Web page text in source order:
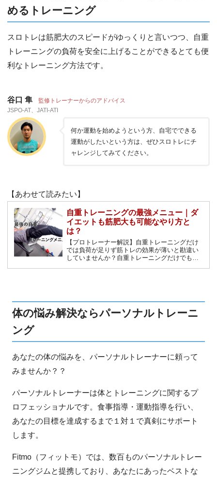
めるトレーニング
スロトレは筋肥大のスピードがゆっくりと言いつつ、自重
トレーニングの負荷を安全に上げることができるとても便
利なトレーニング方法です。
谷口 隼 監修トレーナーからのアドバイス
JSPO-AT、JATI-ATI
何か運動を始めようという方、自宅でできる
運動がしたいという方は、ぜひスロトレにチ
ャレンジしてみてください。
【あわせて読みたい】
自重トレーニングの最強メニュー｜ダ
イエットも筋肥大も可能なやり方と
は？
【プロトレーナー解説】自重トレーニングだけ
では負荷が足りず筋トレの効果が薄いと勘違い
していませんか？自重トレーニングだけでも
体の悩み解決ならパーソナルトレーニ
ング
あなたの体の悩みを、パーソナルトレーナーに頼って
みませんか？？
パーソナルトレーナーは体とトレーニングに関するプ
ロフェッショナルです。食事指導・運動指導を行い、
あなたの目標を達成するまで１対１で真剣にサポート
します。
Fitmo（フィットモ）では、数百ものパーソナルトレー
ニングジムと提携しており、あなたにあったベストな